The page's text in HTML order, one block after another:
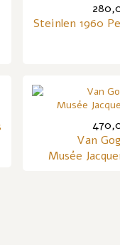
Steinlen 1960
Van
Musée